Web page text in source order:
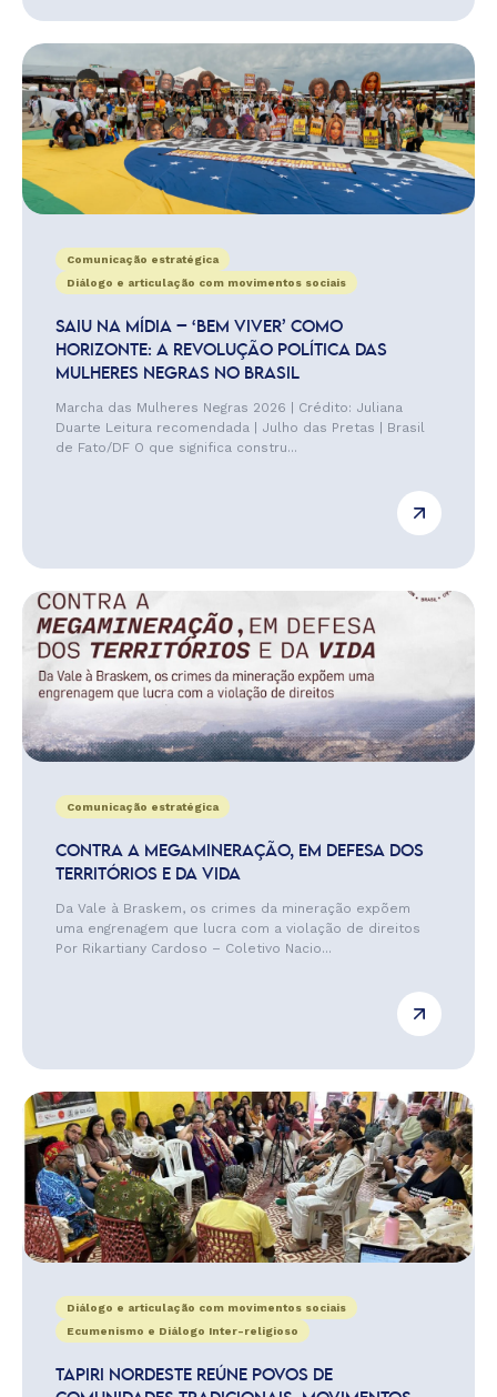
Comunicação estratégica
Diálogo e articulação com movimentos sociais
SAIU NA MÍDIA – ‘BEM VIVER’ COMO
HORIZONTE: A REVOLUÇÃO POLÍTICA DAS
MULHERES NEGRAS NO BRASIL
Marcha das Mulheres Negras 2026 | Crédito: Juliana
Duarte Leitura recomendada | Julho das Pretas | Brasil
de Fato/DF O que significa constru...
Comunicação estratégica
CONTRA A MEGAMINERAÇÃO, EM DEFESA DOS
TERRITÓRIOS E DA VIDA
Da Vale à Braskem, os crimes da mineração expõem
uma engrenagem que lucra com a violação de direitos
Por Rikartiany Cardoso – Coletivo Nacio...
Diálogo e articulação com movimentos sociais
Ecumenismo e Diálogo Inter-religioso
TAPIRI NORDESTE REÚNE POVOS DE